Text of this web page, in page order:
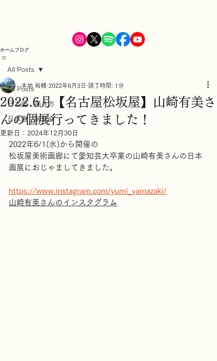
ホーム
All Posts
日本画 描き方
日本画 展覧会
All Posts
2022.6月【名古屋松坂屋】山崎有美さ
んの個展行ってきました！
本地 裕輔 2022年6月3日 読了時間: 1分
更新日：2024年12月30日
2022年6/1(水)から開催の
松坂屋美術画廊にて愛知芸大卒業の山崎有美さんの日本
https://www.instagram.com/yumi_yamazaki/